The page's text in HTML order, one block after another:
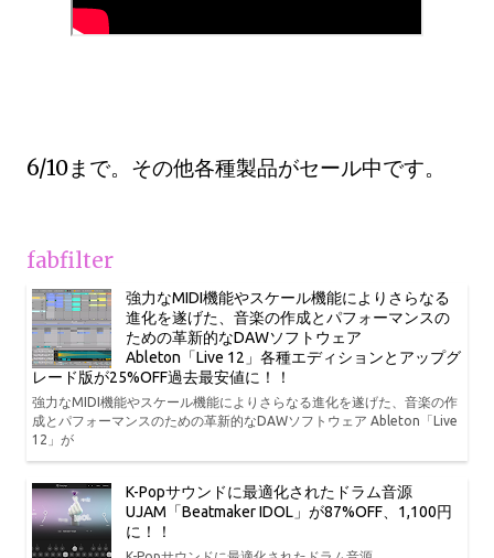
6/10まで。その他各種製品がセール中です。
fabfilter
強力なMIDI機能やスケール機能によりさらなる
進化を遂げた、音楽の作成とパフォーマンスの
ための革新的なDAWソフトウェア
Ableton「Live 12」各種エディションとアップグ
レード版が25%OFF過去最安値に！！
強力なMIDI機能やスケール機能によりさらなる進化を遂げた、音楽の作
成とパフォーマンスのための革新的なDAWソフトウェア Ableton「Live
12」が
K-Popサウンドに最適化されたドラム音源
UJAM「Beatmaker IDOL」が87%OFF、1,100円
に！！